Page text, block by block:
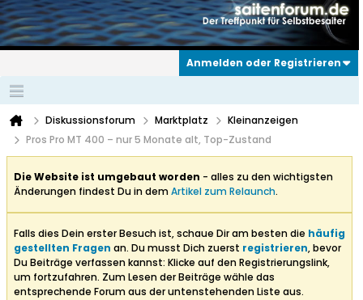
Anmelden oder Registrieren
Diskussionsforum Marktplatz
Kleinanzeigen
Pros Pro MT 400 – nur 5 Monate alt, Top-Zustand
Die Website ist umgebaut worden - alles zu den wichtigsten
Änderungen findest Du in demArtikel zum Relaunch.
Falls dies Dein erster Besuch ist, schaue Dir am besten die häufig
gestellten Fragen an. Du musst Dich zuerst registrieren, bevor
Du Beiträge verfassen kannst: Klicke auf den Registrierungslink,
um fortzufahren. Zum Lesen der Beiträge wähle das
entsprechende Forum aus der untenstehenden Liste aus.